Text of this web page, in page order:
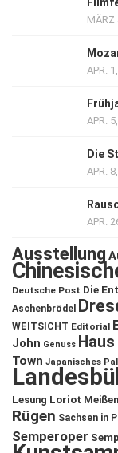
MÄRZ
APR.
APR.
Die
APR.
APR.
Ausstellung
Deutsche Post Die
Aschenbrödel
WEITSICHT Editorial
John Genuss
Town Japanisches
Lesung Loriot Meißen
Rügen Sachsen in
Semperoper